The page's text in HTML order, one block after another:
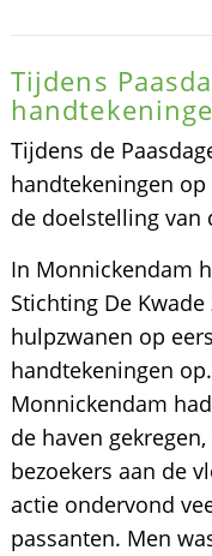
Tijdens
Tijdens de
handtekeningen
de doelstelling van
In Monnickendam
Stichting De
hulpzwanen op
handtekeningen
Monnickendam
de haven
bezoekers aan de
actie ondervond
passanten. Men